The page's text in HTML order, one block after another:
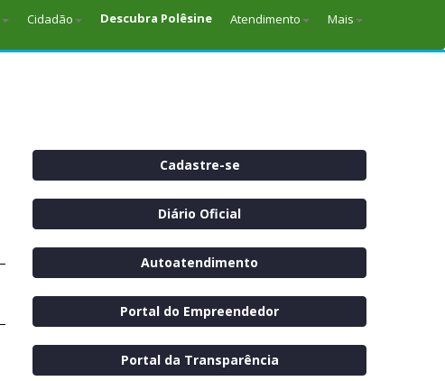
Cidadão Descubra Polêsine Atendimento Mais
Cadastre-se
Diário Oficial
Autoatendimento
Portal do Empreendedor
Portal da Transparência